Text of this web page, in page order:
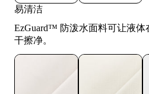
易清洁
EzGuard™️ 防泼水面料可让液
干擦净。